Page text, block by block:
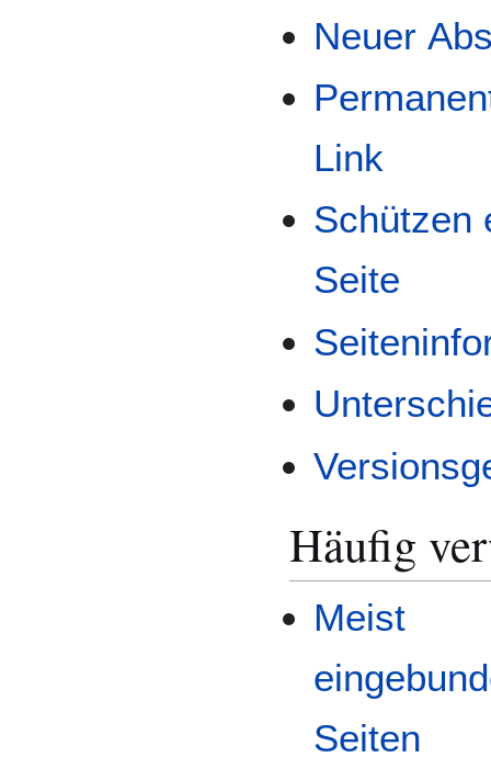
Neuer
Link
Schützen
Seite
Häufig
Meist
Seiten